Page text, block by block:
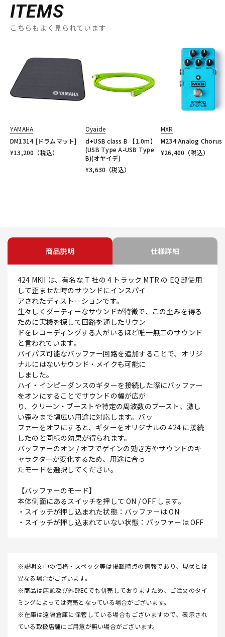
ITEMS
こちらもよく見られています
YAMAHA
DM1314 [ドラムマット]
¥13,200 （税込）
Oyaide
d+USB class B 【1.0m】
(USB Type A-USB Type
B)(オヤイデ)
¥3,630 （税込）
MXR
M234 Analog Chorus
¥26,400 （税込）
商品説明 仕様詳細
424 MKII は、有名な T 社の 4 トラック MTR の EQ 部使用
して歪ませた時のサウンドにインスパイ
アされたディストーションです。
生々しくダーティーなサウンドが特徴で、この歪みを得る
ために実機を探して回路を通したサウン
ドをレコーディングする人がいるほど唯一無二のサウンド
と言われています。
バイパス可能なバッファー回路を追加することで、オリジ
ナルにはないサウンド・メイクも可能に
しました。
ハイ・インピーダンスのギターを接続した際にバッファー
をオンにすることでサウンドの幅が広が
り、クリーン・ブーストや特定の周波数のブースト、激し
い歪みまで幅広い用途に対応します。バッ
ファーをオフにすると、ギターをオリジナルの 424 に接続
したのと同様の効果が得られます。
バッファーのオン / オフでゲインの効き方やサウンドのキ
ャラクターが変化するため、用途に合っ
たモードを選択してください。
【バッファーのモード】
本体側面にあるスイッチを押して ON / OFF します。
・スイッチが押し込まれた状態：バッファーは ON
・スイッチが押し込まれていない状態：バッファーは OFF
※説明文中の価格・スペック等は掲載時点の情報であり、現状とは
異なる場合がございます。
※商品は店頭及び外部ECでも併売しておりますため、ご注文のタイ
ミングによっては完売となっている場合がございます。
※在庫は遠隔倉庫に保管している場合もございますので、表示され
ている取扱店舗にご用意が無い場合がございます。